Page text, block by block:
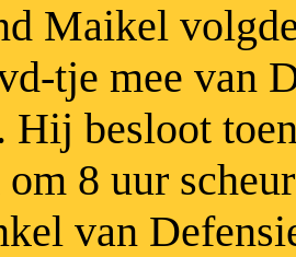
Maikel
tje mee van
Hij besloot
8 uur
van